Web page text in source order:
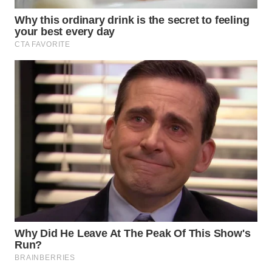
WN
TAPANULI
SELATAN
WN
TANJUNG
LESUNG
WN
KARO
WN
SIMALUNGUN
WN
LABUHANBATU